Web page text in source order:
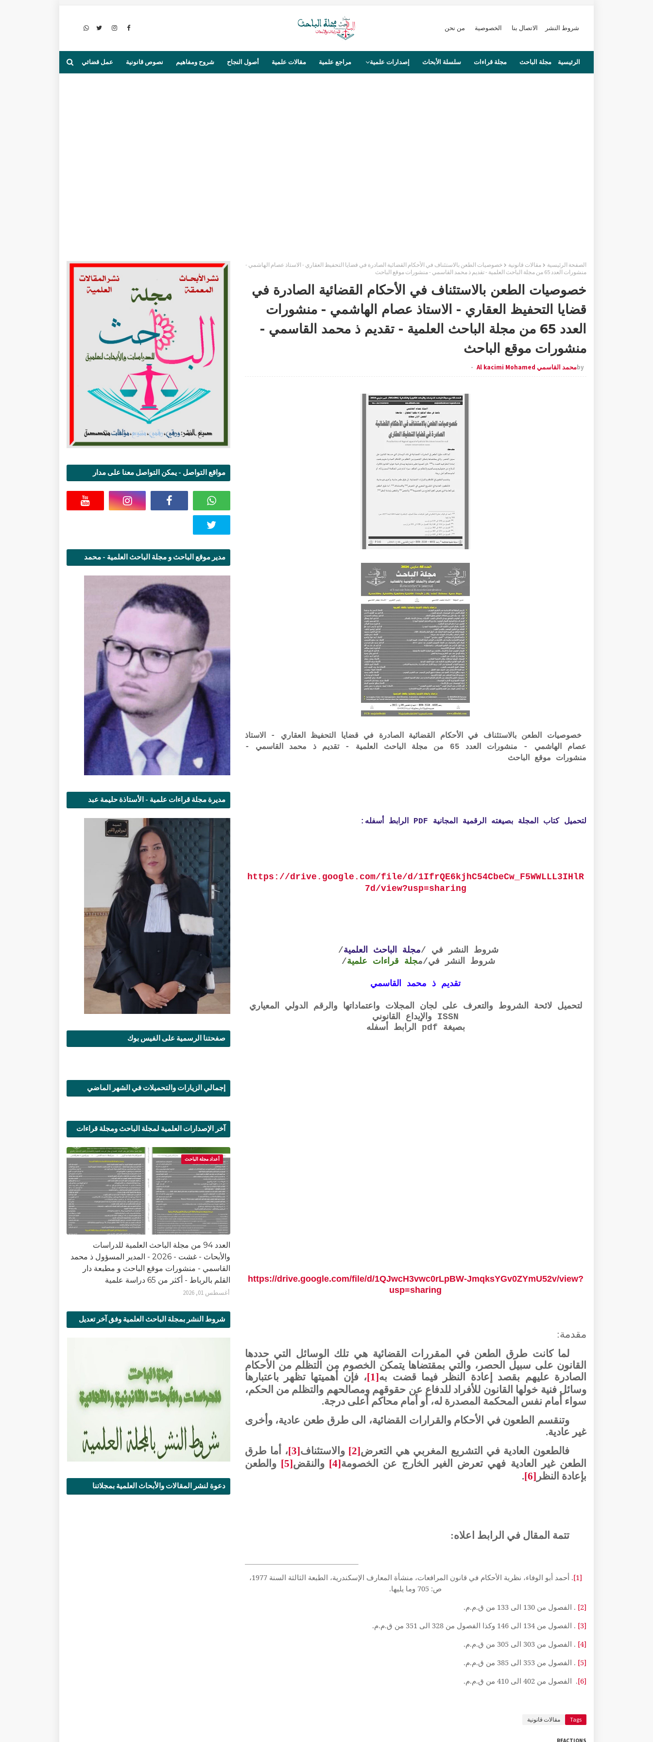
شروط النشر الاتصال بنا الخصوصية من نحن
الرئيسية مجلة الباحث مجلة قراءات سلسلة الأبحاث إصدارات علمية مراجع علمية مقالات علمية أصول النجاح شروح ومفاهيم نصوص قانونية عمل قضائي
الصفحة الرئيسية مقالات قانونية
خصوصيات الطعن بالاستئناف في الأحكام القضائية الصادرة في قضايا التحفيظ العقاري - الاستاذ عصام الهاشمي -
منشورات العدد 65 من مجلة الباحث العلمية - تقديم ذ محمد القاسمي - منشورات موقع الباحث
خصوصيات الطعن بالاستئناف في الأحكام القضائية الصادرة في
قضايا التحفيظ العقاري - الاستاذ عصام الهاشمي - منشورات
العدد 65 من مجلة الباحث العلمية - تقديم ذ محمد القاسمي -
منشورات موقع الباحث
byمحمد القاسمي Al kacimi Mohamed
خصوصيات الطعن بالاستئناف في الأحكام القضائية الصادرة في قضايا التحفيظ العقاري - الاستاذ
عصام الهاشمي - منشورات العدد 65 من مجلة الباحث العلمية - تقديم ذ محمد القاسمي -
منشورات موقع الباحث
لتحميل كتاب المجلة بصيغته الرقمية المجانية PDF الرابط أسفله:
https://drive.google.com/file/d/1IfrQE6kjhC54CbeCw_F5WWLLL3IHlR
7d/view?usp=sharing
شروط النشر في /مجلة الباحث العلمية/
شروط النشر في/مجلة قراءات علمية/
تقديم ذ محمد القاسمي
لتحميل لائحة الشروط والتعرف على لجان المجلات واعتماداتها والرقم الدولي المعياري
ISSN والإيداع القانوني
بصيغة pdf الرابط أسفله
https://drive.google.com/file/d/1QJwcH3vwc0rLpBW-JmqksYGv0ZYmU52v/view?
usp=sharing
مقدمة:
لما كانت طرق الطعن في المقررات القضائية هي تلك الوسائل التي حددها
القانون على سبيل الحصر، والتي بمقتضاها يتمكن الخصوم من التظلم من الأحكام
الصادرة عليهم بقصد إعادة النظر فيما قضت به[1]، فإن أهميتها تظهر باعتبارها
وسائل فنية خولها القانون للأفراد للدفاع عن حقوقهم ومصالحهم والتظلم من الحكم،
سواء أمام نفس المحكمة المصدرة له، أو أمام محاكم أعلى درجة.
وتنقسم الطعون في الأحكام والقرارات القضائية، الى طرق طعن عادية، وأخرى
غير عادية.
فالطعون العادية في التشريع المغربي هي التعرض[2] والاستئناف[3]، أما طرق
الطعن غير العادية فهي تعرض الغير الخارج عن الخصومة[4] والنقض[5] والطعن
بإعادة النظر [6]
.
تتمة المقال في الرابط اعلاه:
[1]
. أحمد أبو الوفاء، نظرية الأحكام في قانون المرافعات، منشأة المعارف الإسكندرية، الطبعة الثالثة السنة 1977،
ص: 705 وما يليها.
[2]
. الفصول من 130 الى 133 من ق.م.م.
[3]
. الفصول من 134 الى 146 وكذا الفصول من 328 الى 351 من ق.م.م.
[4]
. الفصول من 303 الى 305 من ق.م.م.
[5]
. الفصول من 353 الى 385 من ق.م.م.
[6]. الفصول من 402 الى 410 من ق.م.م.
Tags مقالات قانونية
مواقع التواصل - يمكن التواصل معنا على مدار
مدير موقع الباحث و مجلة الباحث العلمية - محمد
مديرة مجلة قراءات علمية - الأستاذة حليمة عبد
صفحتنا الرسمية على الفيس بوك
إجمالي الزيارات والتحميلات في الشهر الماضي
آخر الإصدارات العلمية لمجلة الباحث ومجلة قراءات
أعداد مجلة الباحث
العدد 94 من مجلة الباحث العلمية للدراسات
والأبحاث - غشت - 2026 - المدير المسؤول ذ محمد
القاسمي - منشورات موقع الباحث و مطبعة دار
القلم بالرباط - أكثر من 65 دراسة علمية
أغسطس 01, 2026
شروط النشر بمجلة الباحث العلمية وفق آخر تعديل
دعوة لنشر المقالات والأبحاث العلمية بمجلاتنا